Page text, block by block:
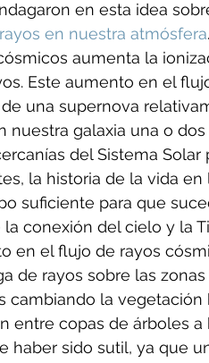
en esta idea
en nuestra atmósfera
aumenta la
Este aumento en el
una supernova
nuestra galaxia una o
del Sistema Solar
la historia de la vida en
suficiente para que
conexión del cielo y la
en el flujo de rayos
de rayos sobre las
cambiando la vegetación
entre copas de árboles a
haber sido sutil, ya que